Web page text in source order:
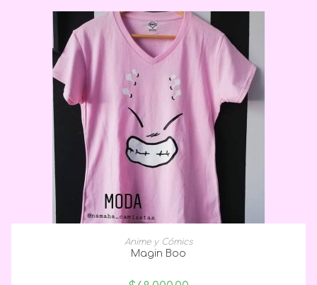
SELECCIONAR OPCIONES
Anime y Cómics
Magin Boo